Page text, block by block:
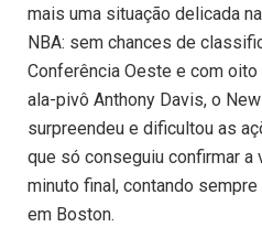
mais uma situação delicada
NBA: sem chances de
Conferência Oeste e com
ala-pivô Anthony Davis, o
surpreendeu e dificultou as
que só conseguiu confirmar a
minuto final, contando
em Boston.